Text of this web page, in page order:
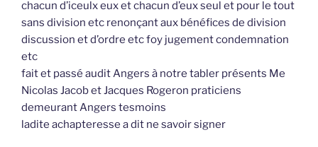
chacun d’iceulx eux et chacun d’eux seul et pour le tout
sans division etc renonçant aux bénéfices de division
discussion et d’ordre etc foy jugement condemnation
etc
fait et passé audit Angers à notre tabler présents Me
Nicolas Jacob et Jacques Rogeron praticiens
demeurant Angers tesmoins
ladite achapteresse a dit ne savoir signer